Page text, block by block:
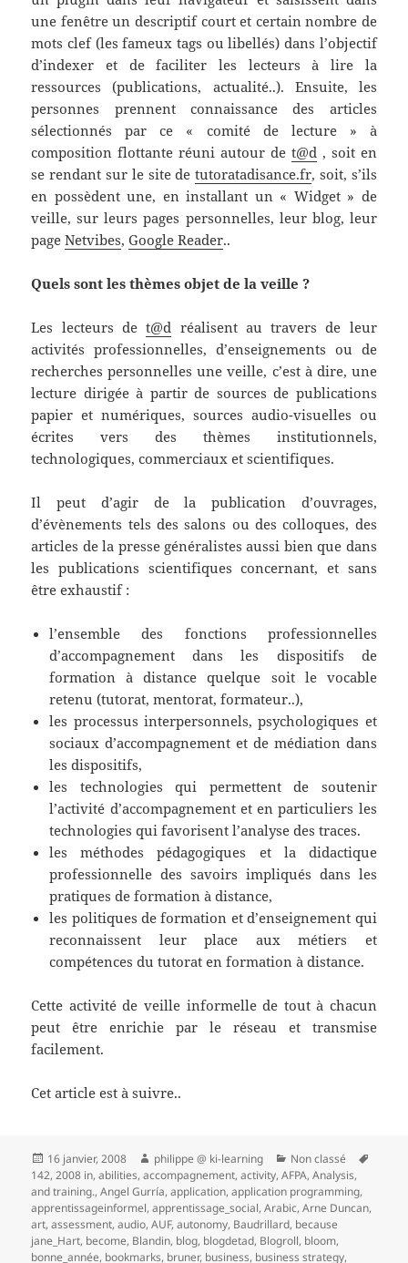
une fenêtre un descriptif court et certain nombre de
mots clef (les fameux tags ou libellés) dans l’objectif
d’indexer et de faciliter les lecteurs à lire la
ressources (publications, actualité..). Ensuite, les
personnes prennent connaissance des articles
sélectionnés par ce « comité de lecture » à
composition flottante réuni autour de t@d, soit en
se rendant sur le site detutoratadisance.fr, soit, s’ils
en possèdent une, en installant un « Widget » de
veille, sur leurs pages personnelles, leur blog, leur
pageNetvibes,Google Reader..
Quels sont les thèmes objet de la veille ?
Les lecteurs det@d réalisent au travers de leur
activités professionnelles, d’enseignements ou de
recherches personnelles une veille, c’est à dire, une
lecture dirigée à partir de sources de publications
papier et numériques, sources audio-visuelles ou
écrites vers des thèmes institutionnels,
technologiques, commerciaux et scientifiques.
Il peut d’agir de la publication d’ouvrages,
d’évènements tels des salons ou des colloques, des
articles de la presse généralistes aussi bien que dans
les publications scientifiques concernant, et sans
être exhaustif :
l’ensemble des fonctions professionnelles
d’accompagnement dans les dispositifs de
formation à distance quelque soit le vocable
retenu (tutorat, mentorat, formateur..),
les processus interpersonnels, psychologiques et
sociaux d’accompagnement et de médiation dans
les dispositifs,
les technologies qui permettent de soutenir
l’activité d’accompagnement et en particuliers les
technologies qui favorisent l’analyse des traces.
les méthodes pédagogiques et la didactique
professionnelle des savoirs impliqués dans les
pratiques de formation à distance,
les politiques de formation et d’enseignement qui
reconnaissent leur place aux métiers et
compétences du tutorat en formation à distance.
Cette activité de veille informelle de tout à chacun
peut être enrichie par le réseau et transmise
facilement.
Cet article est à suivre..
Publié
le
16 janvier, 2008 Auteur
philippe @ ki-learning Catégories
Non classé
142,2008 in,abilities,accompagnement,activity,AFPA,Analysis,
and training.,Angel Gurría,application,application programming,
apprentissageinformel,apprentissage_social,Arabic,Arne Duncan,
art,assessment,audio,AUF,autonomy, Baudrillard, because
jane_Hart, become, Blandin, blog, blogdetad, Blogroll, bloom,
bonne_année, bookmarks, bruner, business, business strategy,